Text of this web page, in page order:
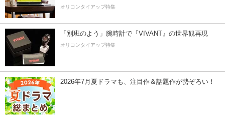
オリコンタイアップ特集
「別班のよう」腕時計で『VIVANT』の世界観再現
オリコンタイアップ特集
2026年7月夏ドラマも、注目作＆話題作が勢ぞろい！